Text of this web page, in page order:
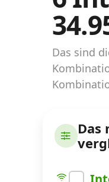
Prüfe deine
Alle
Internet-
Das sind
Das